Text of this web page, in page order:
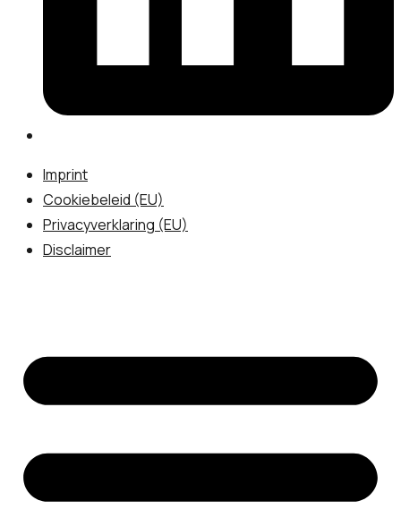
Imprint
Cookiebeleid (EU)
Privacyverklaring (EU)
Disclaimer